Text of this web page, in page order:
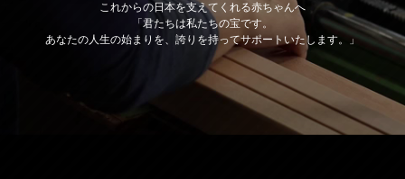
これからの日本を支えてくれる赤ちゃんへ
「君たちは私たちの宝です。
あなたの人生の始まりを、誇りを持ってサポートいたします。」